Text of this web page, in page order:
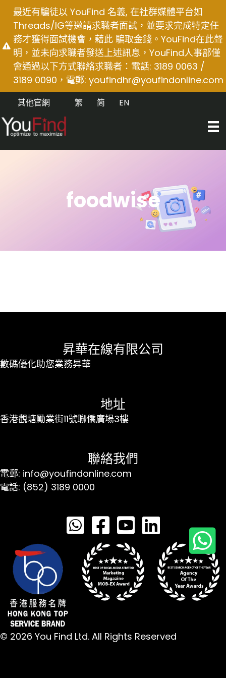
content
最近有騙徒以 YouFind 名義, 在社群媒體平台如
Threads/IG等邀請求職者面試，並要求完成特定任
務才獲得面試機會，藉此 騙取金錢。YouFind在此聲
明，並未向求職者發送上述訊息，YouFind人事部僅
會通過以下方式聯絡求職者：電話: 3189 0063 /
3189 0090，電郵: youfindhr@youfindonline.com
其他官網 EN
简
繁
foodwise
昇華在線有限公司
數碼優化助您業務昇華
地址
香港觀塘勵業街11號聯僑廣場3樓
聯絡我們
電郵: info@youfindonline.com
電話: (852) 3189 0000
© 2026 You Find Ltd. All Rights Reserved